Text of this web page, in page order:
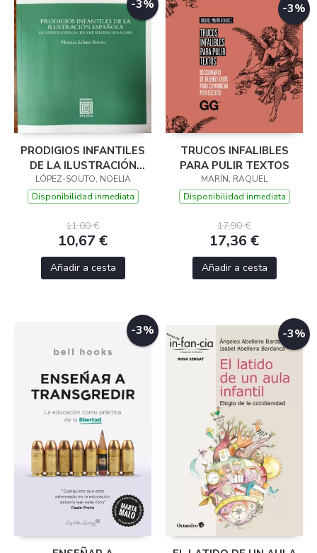
-3%
PRODIGIOS INFANTILES
DE LA ILUSTRACIÓN
ESPAÑOLA
LÓPEZ-SOUTO, NOELIA
Disponibilidad inmediata
11,00 €
10,67 €
Añadir a cesta
-3%
TRUCOS INFALIBLES
PARA PULIR TEXTOS
MARÍN, RAQUEL
Disponibilidad inmediata
17,90 €
17,36 €
Añadir a cesta
-3% -3%